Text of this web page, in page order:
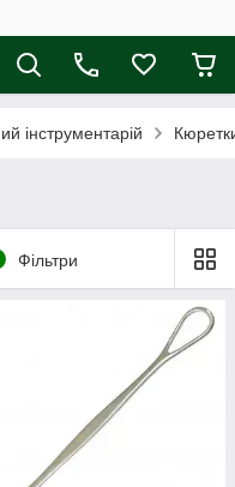
інструментарій
Фільтри